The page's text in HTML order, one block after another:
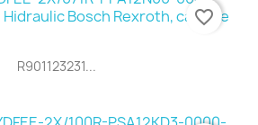
R901123231...
favorite_border